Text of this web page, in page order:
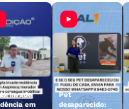
invade
em
Pet
desaparecido: